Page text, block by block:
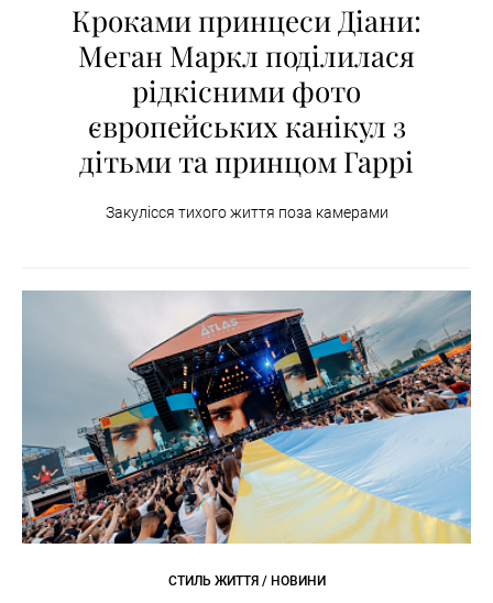
Кроками принцеси Діани:
Меган Маркл поділилася
рідкісними фото
європейських канікул з
дітьми та принцом Гаррі
Закулісся тихого життя поза камерами
СТИЛЬ ЖИТТЯ / НОВИНИ